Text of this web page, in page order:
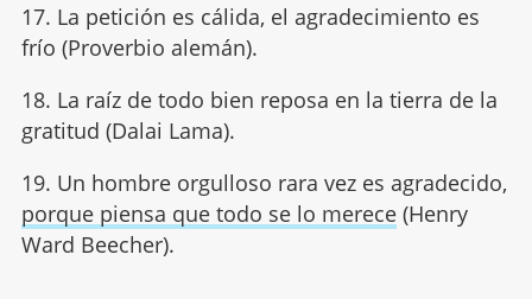
17. La petición es cálida, el agradecimiento es
frío (Proverbio alemán).
18. La raíz de todo bien reposa en la tierra de la
gratitud (Dalai Lama).
19. Un hombre orgulloso rara vez es agradecido,
porque piensa que todo se lo merece(Henry
Ward Beecher).